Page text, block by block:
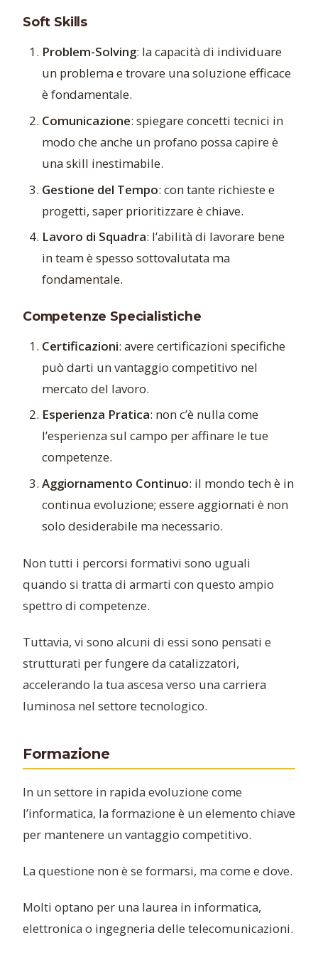
Soft Skills
Problem-Solving: la capacità di individuare
un problema e trovare una soluzione efficace
è fondamentale.
Comunicazione: spiegare concetti tecnici in
modo che anche un profano possa capire è
una skill inestimabile.
Gestione del Tempo: con tante richieste e
progetti, saper prioritizzare è chiave.
Lavoro di Squadra: l’abilità di lavorare bene
in team è spesso sottovalutata ma
fondamentale.
Competenze Specialistiche
Certificazioni: avere certificazioni specifiche
può darti un vantaggio competitivo nel
mercato del lavoro.
Esperienza Pratica: non c’è nulla come
l’esperienza sul campo per affinare le tue
competenze.
Aggiornamento Continuo: il mondo tech è in
continua evoluzione; essere aggiornati è non
solo desiderabile ma necessario.
Non tutti i percorsi formativi sono uguali
quando si tratta di armarti con questo ampio
spettro di competenze.
Tuttavia, vi sono alcuni di essi sono pensati e
strutturati per fungere da catalizzatori,
accelerando la tua ascesa verso una carriera
luminosa nel settore tecnologico.
Formazione
In un settore in rapida evoluzione come
l’informatica, la formazione è un elemento chiave
per mantenere un vantaggio competitivo.
La questione non è se formarsi, ma come e dove.
Molti optano per una laurea in informatica,
elettronica o ingegneria delle telecomunicazioni.